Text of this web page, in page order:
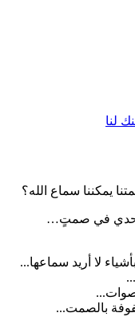
لنا
يمكننا سماع الله؟
وحدي في صمتٍ…
لا أريد سماعها...
بالصمت...